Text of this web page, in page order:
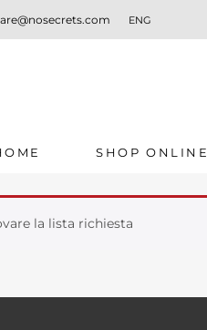
ENG
SHOP ONLINE
la lista richiesta